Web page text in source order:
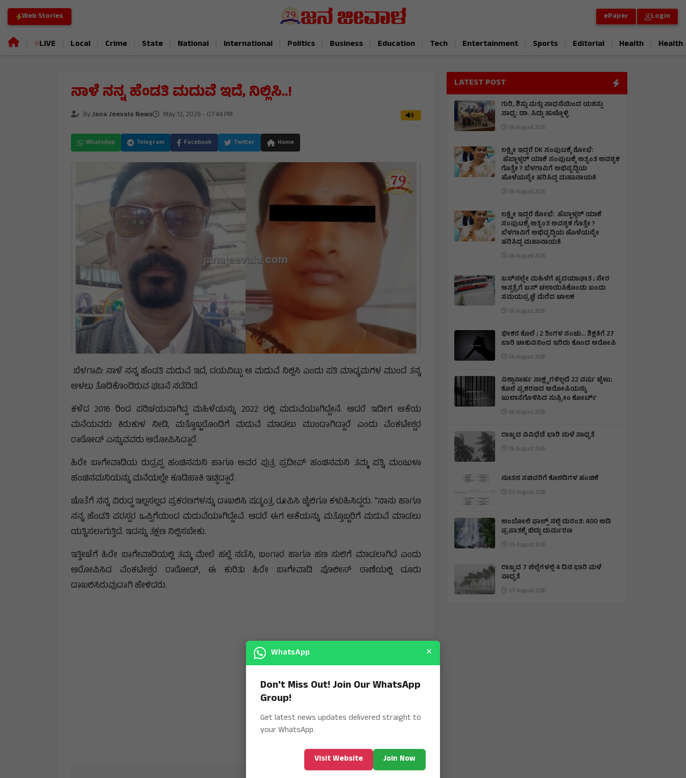
Web Stories ePaper Login
LIVE Local Crime State National International Politics Business Education Tech Entertainment Sports Editorial Health Health
ನಾಳೆ ನನ್ನ ಹೆಂಡತಿ ಮದುವೆ ಇದೆ, ನಿಲ್ಲಿಸಿ..!
ByJana Jeevala News May 12, 2026 - 07:44 PM
WhatsApp Telegram Facebook Twitter Home
ಬೆಳಗಾವಿ: ನಾಳೆ ನನ್ನ ಹೆಂಡತಿ ಮದುವೆ ಇದೆ, ದಯವಿಟ್ಟು ಆ ಮದುವೆ ನಿಲ್ಲಿಸಿ ಎಂದು ಪತಿ ಮಾಧ್ಯಮಗಳ ಮುಂದೆ ತನ್ನ
ಅಳಲು ತೊಡಿಕೊಂಡಿರುವ ಘಟನೆ ನಡೆದಿದೆ.
ಕಳೆದ 2016 ರಿಂದ ಪರಿಚಯವಾಗಿದ್ದ ಮಹಿಳೆಯನ್ನು 2022 ರಲ್ಲಿ ಮದುವೆಯಾಗಿದ್ದೇನೆ. ಆದರೆ ಇದೀಗ ಆಕೆಯ
ಮನೆಯವರು ಕಿರುಕುಳ ನೀಡಿ, ಮತ್ತೊಬ್ಬರೊಂದಿಗೆ ಮದುವೆ ಮಾಡಲು ಮುಂದಾಗಿದ್ದಾರೆ ಎಂದು ವೆಂಕಟೇಶ್ವರ
ರಾಠೋಡ್ ಎನ್ನುವವರು ಆರೋಪಿಸಿದ್ದಾರೆ.
ಹಿರೇ ಬಾಗೇವಾಡಿಯ ರುದ್ರಪ್ಪ ಹಂಚಿನಮನಿ ಹಾಗೂ ಅವರ ಪುತ್ರ ಪ್ರದೀಪ್ ಹಂಚಿನಮನಿ ತಮ್ಮ ಪತ್ನಿ ಮಂಜುಳಾ
ಹಂಚಿನಮನಿಯನ್ನು ಮನೆಯಲ್ಲೇ ಕೂಡಿಹಾಕಿ ಇಟ್ಟಿದ್ದಾರೆ.
ಜೊತೆಗೆ ನನ್ನ ವಿರುದ್ಧ ಇಲ್ಲಸಲ್ಲದ ಪ್ರಕರಣಗಳನ್ನು ದಾಖಲಿಸಿ ಷಡ್ಯಂತ್ರ ರೂಪಿಸಿ ಜೈಲಿಗೂ ಕಳುಹಿಸಿದ್ದರು. “ನಾನು ಹಾಗೂ
ನನ್ನ ಹೆಂಡತಿ ಪರಸ್ಪರ ಒಪ್ಪಿಗೆಯಿಂದ ಮದುವೆಯಾಗಿದ್ದೇವೆ. ಆದರೆ ಈಗ ಆಕೆಯನ್ನು ಮತ್ತೊಬ್ಬರಿಗೆ ಮದುವೆ ಮಾಡಲು
ಯತ್ನಿಸಲಾಗುತ್ತಿದೆ. ಇದನ್ನು ತಕ್ಷಣ ನಿಲ್ಲಿಸಬೇಕು.
ಇತ್ತೀಚೆಗೆ ಹಿರೇ ಬಾಗೇವಾಡಿಯಲ್ಲಿ ತಮ್ಮ ಮೇಲೆ ಹಲ್ಲೆ ನಡೆಸಿ, ಬಂಗಾರ ಹಾಗೂ ಹಣ ಸುಲಿಗೆ ಮಾಡಲಾಗಿದೆ ಎಂದು
ಆರೋಪಿಸಿದ ವೆಂಕಟೇಶ್ವರ ರಾಠೋಡ್, ಈ ಕುರಿತು ಹಿರೇ ಬಾಗೇವಾಡಿ ಪೊಲೀಸ್ ಠಾಣೆಯಲ್ಲಿ ದೂರು
ದಾಖಲಿಸಿರುವುದಾಗಿ ಹೇಳಿದರು.
LATEST POST
ಗುರಿ, ಶಿಸ್ತು ಮತ್ತು ಸಾಧನೆಯಿಂದ ಯಶಸ್ಸು
ಸಾಧ್ಯ: ಡಾ. ಸಿದ್ದು ಹುಲ್ಲೊಳ್ಳಿ
06 August 2026
ಲಕ್ಷ್ಮೀ ಇದ್ದರೆ DK ಸಂಪುಟಕ್ಕೆ ಶೋಭೆ:
ಹೆಬ್ಬಾಳ್ಕರ್ ಯಾಕೆ ಸಂಪುಟಕ್ಕೆ ಅತ್ಯಂತ ಅವಶ್ಯಕ
ಗೊತ್ತೇ ? ಬೆಳಗಾವಿಗೆ ಅಭಿವೃದ್ಧಿಯ
ಹೊಳೆಯನ್ನೇ ಹರಿಸಿದ್ದ ಮಹಾನಾಯಕಿ
06 August 2026
ಲಕ್ಷ್ಮೀ ಇದ್ದರೆ ಶೋಭೆ: ಹೆಬ್ಬಾಳ್ಕರ್ ಯಾಕೆ
ಸಂಪುಟಕ್ಕೆ ಅತ್ಯಂತ ಅವಶ್ಯಕ ಗೊತ್ತೇ ?
ಬೆಳಗಾವಿಗೆ ಅಭಿವೃದ್ಧಿಯ ಹೊಳೆಯನ್ನೇ
ಹರಿಸಿದ್ದ ಮಹಾನಾಯಕಿ
06 August 2026
ಬಸ್‌ನಲ್ಲೇ ಮಹಿಳೆಗೆ ಹೃದಯಾಘಾತ ; ನೇರ
ಆಸ್ಪತ್ರೆಗೆ ಬಸ್‌ ಚಲಾಯಿಸಿಕೊಂಡು ಬಂದು
ಸಮಯಪ್ರಜ್ಞೆ ಮೆರೆದ ಚಾಲಕ
06 August 2026
ಭೀಕರ ಕೊಲೆ ; 2 ತಿಂಗಳ ಸಂಚು… ಶಿಕ್ಷಕಿಗೆ 27
ಬಾರಿ ಚಾಕುವಿನಿಂದ ಇರಿದು ಕೊಂದ ಆರೋಪಿ
06 August 2026
ವಿಶ್ವಾಸಾರ್ಹ ಸಾಕ್ಷ್ಯಗಳಿಲ್ಲದೆ 22 ವರ್ಷ ಜೈಲು;
ಕೊಲೆ ಪ್ರಕರಣದ ಆರೋಪಿಯನ್ನು
ಖುಲಾಸೆಗೊಳಿಸಿದ ಸುಪ್ರೀಂ ಕೋರ್ಟ್
06 August 2026
ರಾಜ್ಯದ ವಿವಿಧೆಡೆ ಭಾರಿ ಮಳೆ ಸಾಧ್ಯತೆ
06 August 2026
ನೂತನ ಸಚಿವರಿಗೆ ಕೊಠಡಿಗಳ ಹಂಚಿಕೆ
05 August 2026
ಅಂಬೋಲಿ ಫಾಲ್ಸ್ ನಲ್ಲಿ ದುರಂತ: 400 ಅಡಿ
ಪ್ರಪಾತಕ್ಕೆ ಬಿದ್ದು ದುರ್ಮರಣ
05 August 2026
ರಾಜ್ಯದ 7 ಜಿಲ್ಲೆಗಳಲ್ಲಿ 4 ದಿನ ಭಾರಿ ಮಳೆ
ಸಾಧ್ಯತೆ
05 August 2026
WhatsApp ×
Don't Miss Out! Join Our WhatsApp
Group!
Get latest news updates delivered straight to
your WhatsApp.
Visit Website Join Now